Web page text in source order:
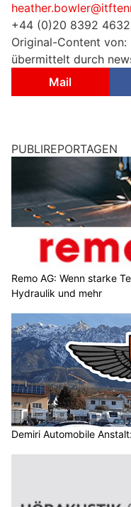
+44 (0)20 8392 4632
Original-Content von:
übermittelt durch
Mail
PUBLIREPORTAGEN
Remo AG: Wenn starke
Hydraulik und mehr
Demiri Automobile